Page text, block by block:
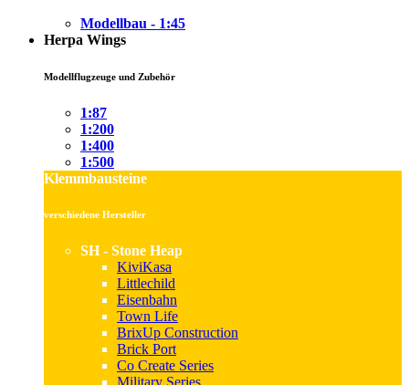
Modellbau - 1:45
Herpa Wings
Modellflugzeuge und Zubehör
1:87
1:200
1:400
1:500
Klemmbausteine
verschiedene Hersteller
SH - Stone Heap
KiviKasa
Littlechild
Eisenbahn
Town Life
BrixUp Construction
Brick Port
Co Create Series